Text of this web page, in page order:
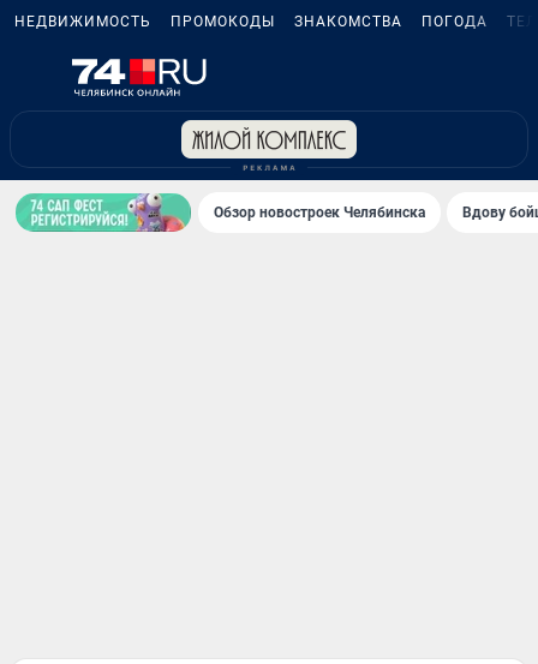
НЕДВИЖИМОСТЬ ПРОМОКОДЫ ЗНАКОМСТВА ПОГОДА
Обзор новостроек Челябинска Вдову